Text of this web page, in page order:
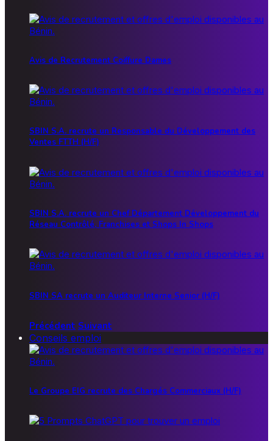
Avis de Recrutement Coiffure Dames
SBIN S.A. recrute un Responsable du Développement des
Ventes FTTH (H/F)
SBIN S.A. recrute un Chef Département Développement du
Réseau Contrôlé, Franchises et Shops In Shops
SBIN SA recrute un Auditeur Interne Senior (H/F)
Précédent Suivant
Conseils emploi
Le Groupe EIG recrute des Chargés Commerciaux (H/F)